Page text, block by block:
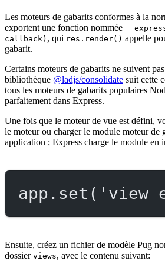
Les moteurs de gabarits conformes à la
exportent une fonction nommée
callback) , qui res.render() appelle
gabarit.
Certains moteurs de gabarits ne suivent
bibliothèque @ladjs/consolidate suit cette
tous les moteurs de gabarits populaires
parfaitement dans Express.
Une fois que le moteur de vue est défini,
le moteur ou charger le module moteur de
application ; Express charge le module en
app. set ( 'view
Ensuite, créez un fichier de modèle Pug
dossier views, avec le contenu suivant: